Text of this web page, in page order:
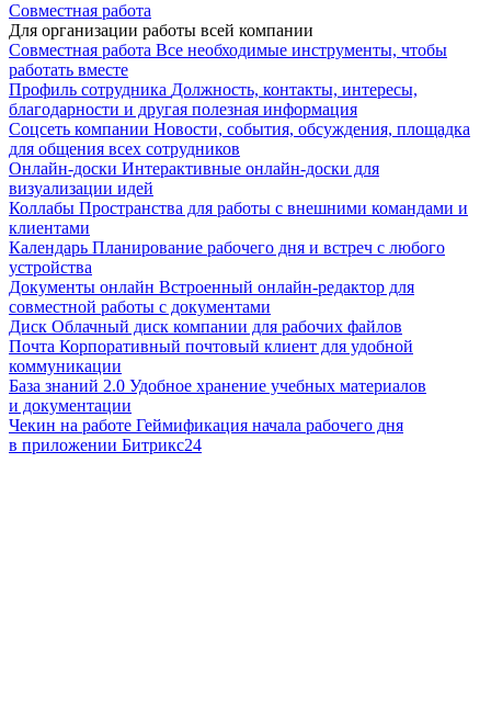
Совместная работа
Для организации работы всей компании
Совместная работа Все необходимые инструменты, чтобы
работать вместе
Профиль сотрудника Должность, контакты, интересы,
благодарности и другая полезная информация
Соцсеть компании Новости, события, обсуждения, площадка
для общения всех сотрудников
Онлайн-доски Интерактивные онлайн-доски для
визуализации идей
Коллабы Пространства для работы с внешними командами и
клиентами
Календарь Планирование рабочего дня и встреч с любого
устройства
Документы онлайн Встроенный онлайн-редактор для
совместной работы с документами
Диск Облачный диск компании для рабочих файлов
Почта Корпоративный почтовый клиент для удобной
коммуникации
База знаний 2.0 Удобное хранение учебных материалов
и документации
Чекин на работе Геймификация начала рабочего дня
в приложении Битрикс24